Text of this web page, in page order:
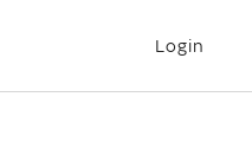
Login